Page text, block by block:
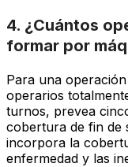
4. ¿Cuántos
formar por
Para una
operarios
turnos, prevea
cobertura de fin de
incorpora la
enfermedad y las